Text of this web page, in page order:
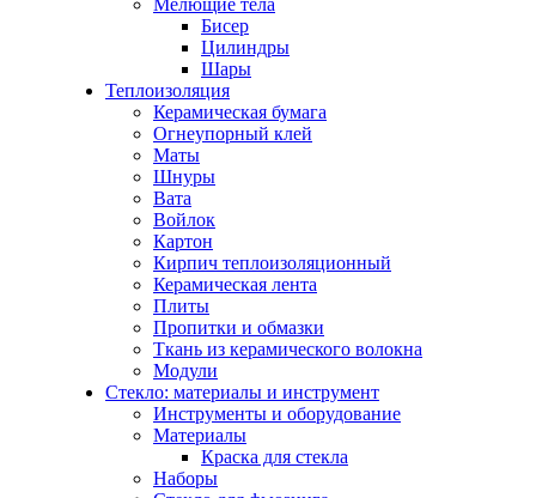
Мелющие тела
Бисер
Цилиндры
Шары
Теплоизоляция
Керамическая бумага
Огнеупорный клей
Маты
Шнуры
Вата
Войлок
Картон
Кирпич теплоизоляционный
Керамическая лента
Плиты
Пропитки и обмазки
Ткань из керамического волокна
Модули
Стекло: материалы и инструмент
Инструменты и оборудование
Материалы
Краска для стекла
Наборы